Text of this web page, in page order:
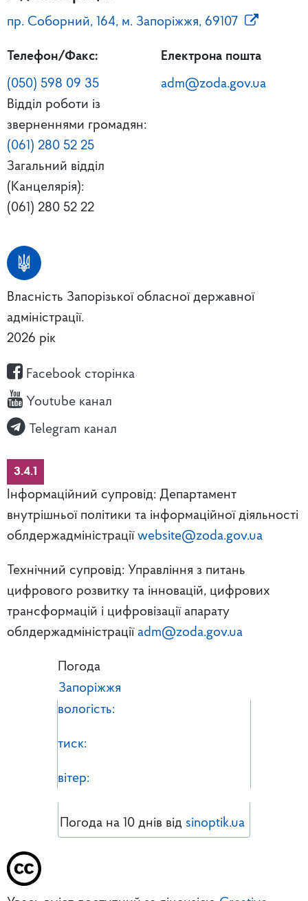
пр. Соборний, 164, м. Запоріжжя, 69107
Телефон/Факс:
(050) 598 09 35
Відділ роботи із
зверненнями громадян:
(061) 280 52 25
Загальний відділ
(Канцелярія):
(061) 280 52 22
Електрона пошта
adm@zoda.gov.ua
Власність Запорізької обласної державної
адміністрації.
2026 рік
Facebook сторінка
Youtube канал
Telegram канал
3.4.1
Інформаційний супровід: Департамент
внутрішньої політики та інформаційної діяльності
облдержадміністрації website@zoda.gov.ua
Технічний супровід: Управління з питань
цифрового розвитку та інновацій, цифрових
трансформацій і цифровізації апарату
облдержадміністрації adm@zoda.gov.ua
Погода
Запоріжжя
вологість:
тиск:
вітер:
Погода на 10 днів від sinoptik.ua